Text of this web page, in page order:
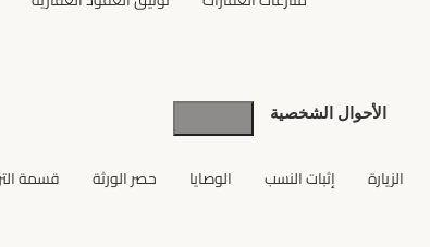
الأحوال الشخصية
الزيارة إثبات النسب الوصايا حصر الورثة قسمة